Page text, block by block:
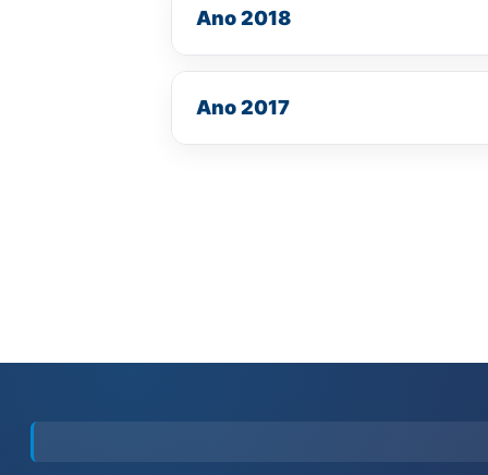
Ano 2018
Ano 2017